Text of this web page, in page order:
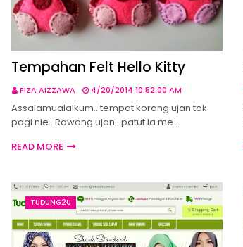
Tempahan Felt Hello Kitty
FIZA AIZZAWA 4/20/2014 10:52:00 AM
Assalamualaikum.. tempat korang ujan tak
pagi nie.. Rawang ujan.. patut la me…
READ MORE
TUDUNG2U